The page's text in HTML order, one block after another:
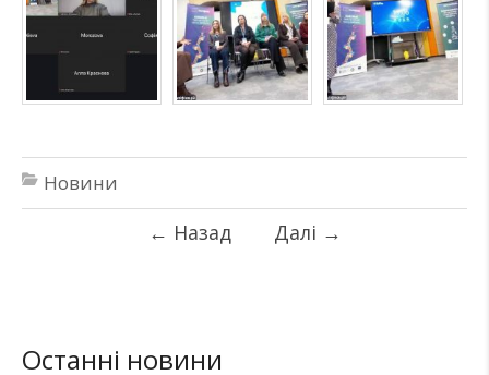
Новини
← Назад Далі →
Останні новини